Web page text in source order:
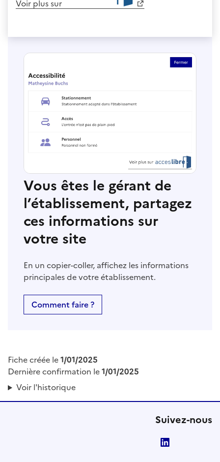
Voir plus sur
Vous êtes le gérant de
l’établissement, partagez
ces informations sur
votre site
En un copier-coller, affichez les informations
principales de votre établissement.
Comment faire ?
Fiche créée le1/01/2025
Dernière confirmation le1/01/2025
Voir l'historique
Suivez-nous